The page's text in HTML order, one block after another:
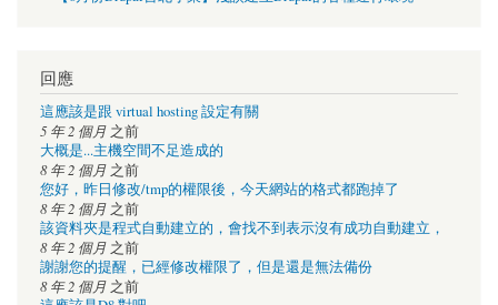
回應
這應該是跟 virtual hosting 設定有關
5 年 2 個月 之前
大概是...主機空間不足造成的
8 年 2 個月 之前
您好，昨日修改/tmp的權限後，今天網站的格式都跑掉了
8 年 2 個月 之前
該資料夾是程式自動建立的，會找不到表示沒有成功自動建立，
8 年 2 個月 之前
謝謝您的提醒，已經修改權限了，但是還是無法備份
8 年 2 個月 之前